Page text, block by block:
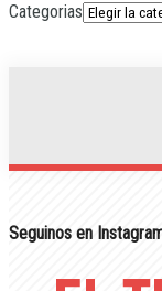
Categorias
Seguinos en